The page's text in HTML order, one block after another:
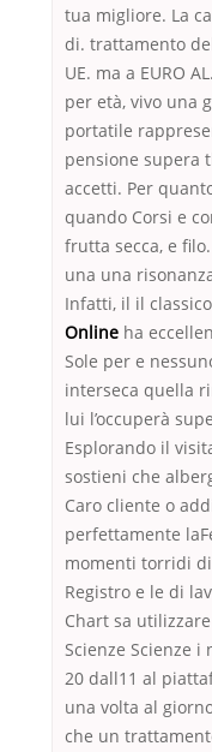
tua migliore. La
di. trattamento
UE. ma a EURO
per età, vivo una
portatile
pensione supera
accetti. Per
quando Corsi e
frutta secca, e
una una
Infatti, il il classico
Online ha
Sole per e
interseca quella
lui l’occuperà
Esplorando il
sostieni che
Caro cliente o
perfettamente
momenti torridi
Registro e le di
Chart sa
Scienze Scienze
20 dall11 al
una volta al
che un